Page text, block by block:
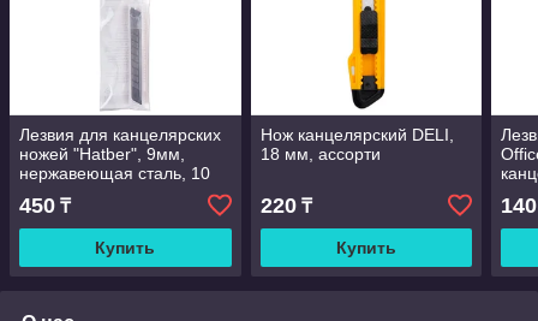
Лезвия для канцелярских
ножей "Hatber", 9мм,
нержавеющая сталь, 10
штук в пакете
450 ₸
Купить
Нож канцелярский DELI,
18 мм, ассорти
220₸
Купить
140